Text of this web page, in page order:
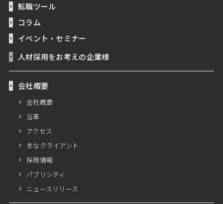
転職ツール
コラム
イベント・セミナー
人材採用をお考えの企業様
会社概要
会社概要
沿革
アクセス
主なクライアント
採用情報
パブリシティ
ニュースリリース